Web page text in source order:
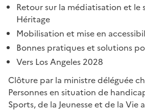
Retour sur la médiatisation et le
Héritage
Mobilisation et mise en
Bonnes pratiques et solutions
Vers Los Angeles 2028
Clôture par la ministre déléguée
Personnes en situation de
Sports, de la Jeunesse et de la Vie